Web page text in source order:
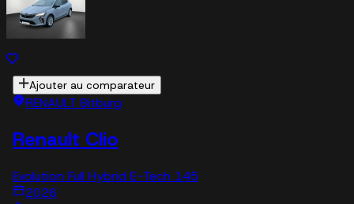
Ajouter au comparateur
RENAULT Bitburg
Renault Clio
Evolution Full Hybrid E-Tech 145
2026